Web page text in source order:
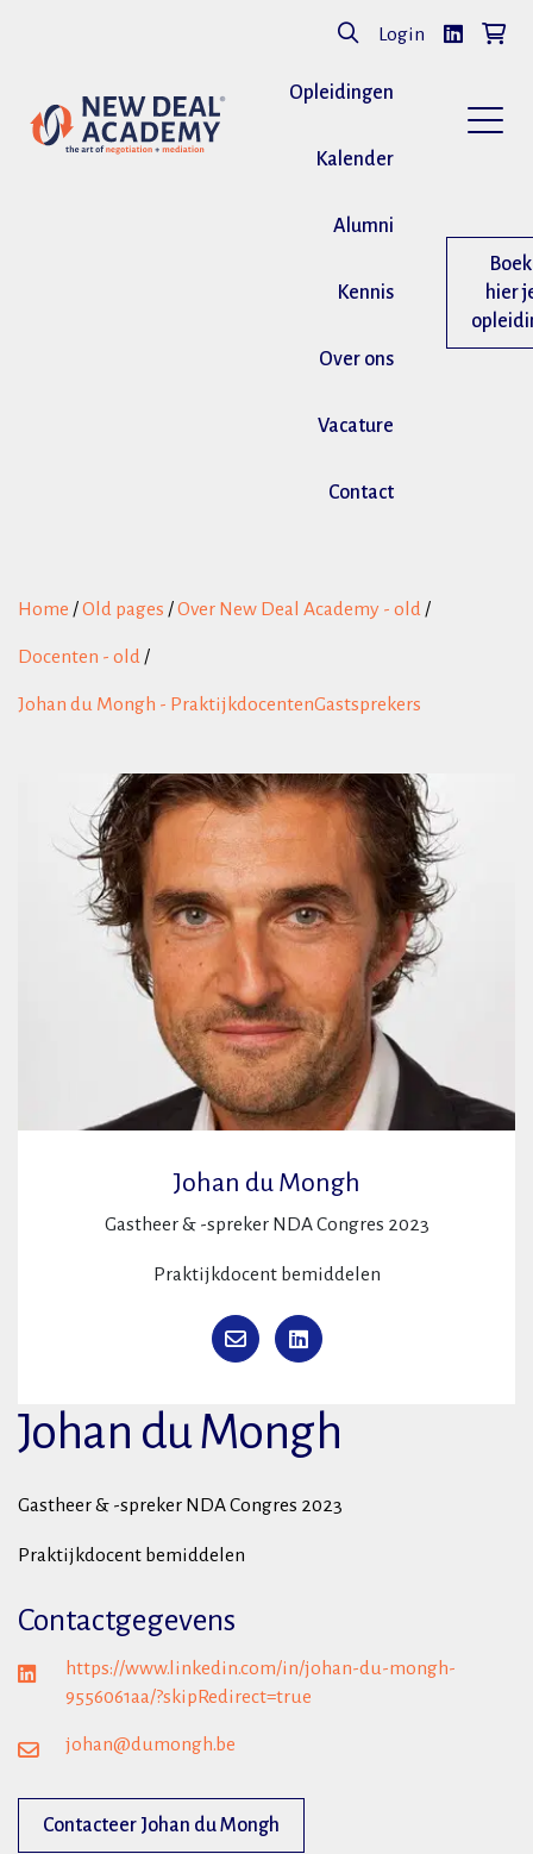
Login
Opleidingen
Kalender
Alumni
Kennis
Over ons
Vacature
Contact
Boek
hier
Home /Old pages /Over New Deal Academy - old/
Docenten - old/
Johan du Mongh - PraktijkdocentenGastsprekers
Johan du Mongh
Gastheer & -spreker NDA Congres 2023
Praktijkdocent bemiddelen
Johan du Mongh
Gastheer & -spreker NDA Congres 2023
Praktijkdocent bemiddelen
Contactgegevens
https://www.linkedin.com/in/johan-du-mongh-
9556061aa/?skipRedirect=true
johan@dumongh.be
Contacteer Johan du Mongh